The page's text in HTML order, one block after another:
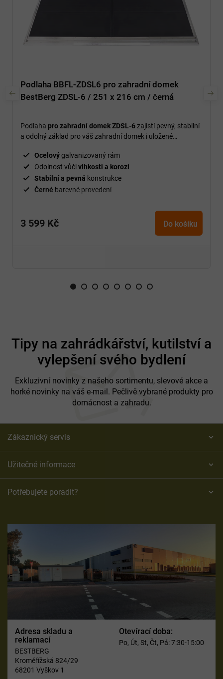
Podlaha BBFL-ZDSL6 pro zahradní domek
BestBerg ZDSL-6 / 251 x 216 cm / černá
Podlaha pro zahradní domek ZDSL-6zajistí pevný, stabilní
a odolný základ pro váš zahradní domek i uložené
Ocelovýgalvanizovaný rám
Odolnost vůčivlhkosti a korozi
Stabilní a pevná konstrukce
Černé barevné provedení
3 599 Kč Do košíku
Tipy na zahrádkářství, kutilství a
vylepšení svého bydlení
Exkluzivní novinky z našeho sortimentu, slevové akce a
horké novinky na váš e-mail. Pečlivě vybrané produkty pro
domácnost a zahradu.
Zákaznický servis
Užitečné informace
Potřebujete poradit?
Adresa skladu a
reklamací
BESTBERG
Kroměřížská 824/29
68201 Vyškov 1
Otevírací doba:
Po, Út, St, Čt, Pá: 7:30-15:00